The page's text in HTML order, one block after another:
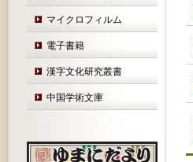
マイクロフィルム
電子書籍
漢字文化研究叢書
中国学術文庫